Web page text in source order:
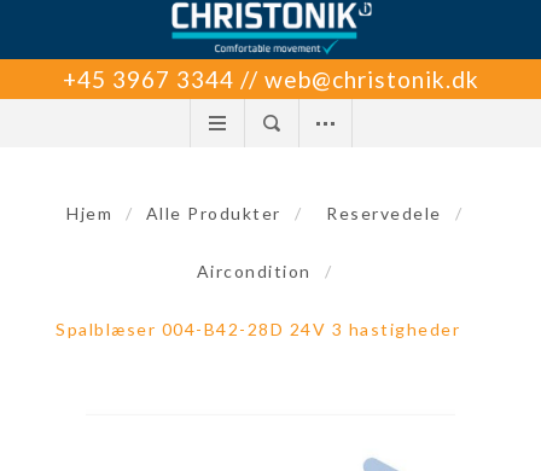
+45 3967 3344 // web@christonik.dk
Hjem / Alle Produkter / Reservedele /
Aircondition /
Spalblæser 004-B42-28D 24V 3 hastigheder